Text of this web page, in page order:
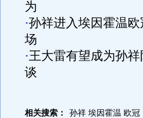
为
·孙祥进入埃因霍温
场
·王大雷有望成为孙
谈
相关搜索： 孙祥 埃因霍温 欧冠